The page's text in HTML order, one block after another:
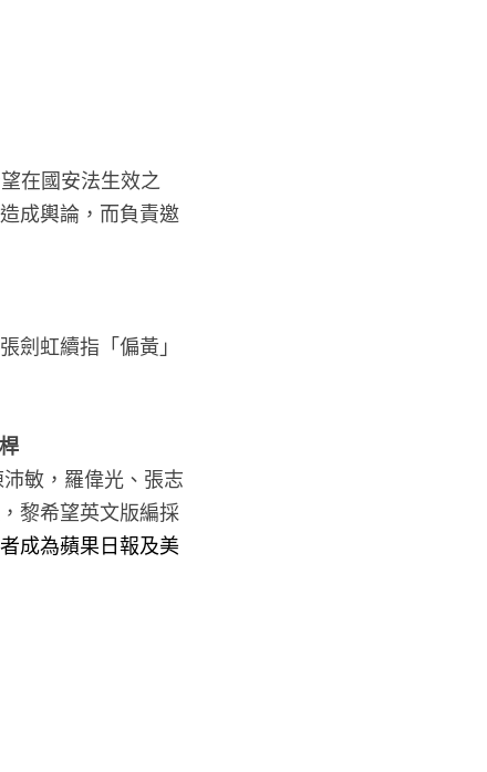
在國安法生效之
成輿論，而負責邀
劍虹續指「偏黃」
敏，羅偉光、張志
黎希望英文版編採
成為蘋果日報及美